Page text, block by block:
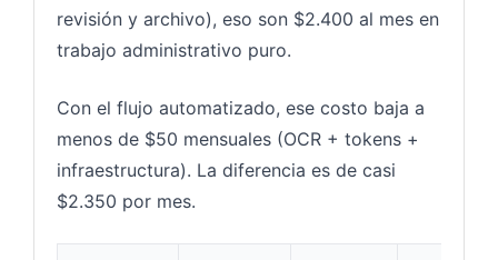
revisión y archivo), eso son $2.400 al mes en
trabajo administrativo puro.
Con el flujo automatizado, ese costo baja a
menos de $50 mensuales (OCR + tokens +
infraestructura). La diferencia es de casi
$2.350 por mes.